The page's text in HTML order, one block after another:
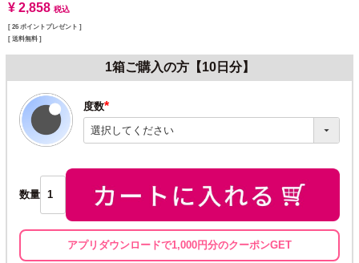
¥ 2,858 税込
[ 26 ポイントプレゼント ]
送料無料
1箱ご購入の方【10日分】
度数
(必
須)
数量
アプリダウンロードで1,000円分のクーポンGET